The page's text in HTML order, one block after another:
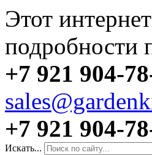
Этот
подробности
+7 921 904-
+7 921 904-
Искать...